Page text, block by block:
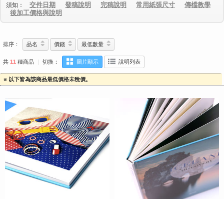
須知： 交件日期 發稿說明 完稿說明 常用紙張尺寸
傳檔教學
後加工價格與說明
排序： 品名 價錢 最低數量
共 11 種商品 ｜ 切換： 圖片顯示 說明列表
※ 以下皆為該商品最低價格未稅價。